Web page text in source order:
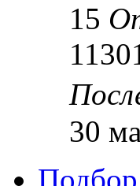
15
30
Подбор